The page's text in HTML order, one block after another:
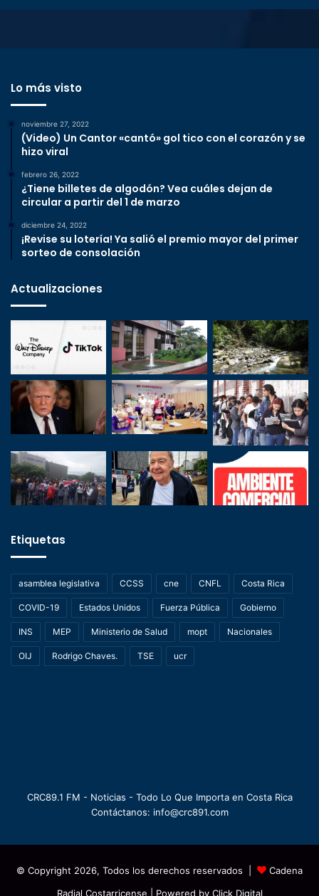
Lo más visto
noviembre 27, 2022
(Video) Un Cantor «cantó» gol tico con el corazón y se
hizo viral
febrero 26, 2022
¿Tiene billetes de algodón? Vea cuáles dejan de
circular a partir del 1 de marzo
diciembre 24, 2022
¡Revise su lotería! Ya salió el premio mayor del primer
sorteo de consolación
Actualizaciones
Etiquetas
asamblea legislativa CCSS cne CNFL Costa Rica
COVID-19 Estados Unidos Fuerza Pública Gobierno
INS MEP Ministerio de Salud mopt Nacionales
OIJ Rodrigo Chaves. TSE ucr
CRC89.1 FM - Noticias - Todo Lo Que Importa en Costa Rica
Contáctanos: info@crc891.com
© Copyright 2026, Todos los derechos reservados |
Cadena
Radial Costarricense | Powered by Click Digital